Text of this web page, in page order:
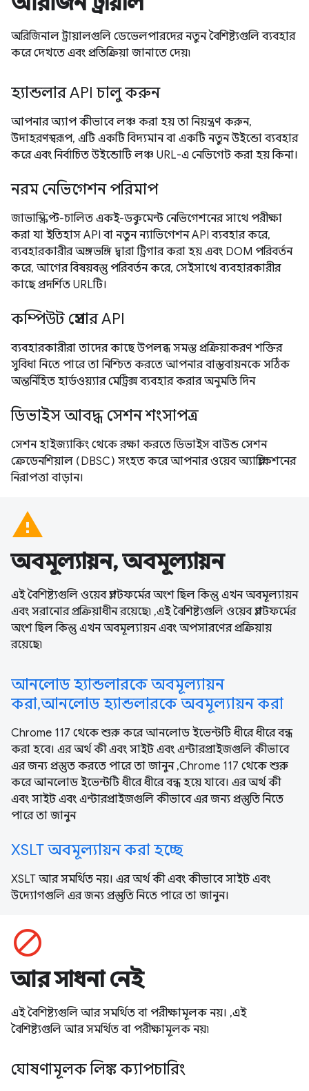
অরিজিনাল ট্রায়ালগুলি ডেভেলপারদের নতুন বৈশিষ্ট্যগুলি ব্যবহার
করে দেখতে এবং প্রতিক্রিয়া জানাতে দেয়৷
হ্যান্ডলার API চালু করুন
আপনার অ্যাপ কীভাবে লঞ্চ করা হয় তা নিয়ন্ত্রণ করুন,
উদাহরণস্বরূপ, এটি একটি বিদ্যমান বা একটি নতুন উইন্ডো ব্যবহার
করে এবং নির্বাচিত উইন্ডোটি লঞ্চ URL-এ নেভিগেট করা হয় কিনা।
নরম নেভিগেশন পরিমাপ
জাভাস্ক্রিপ্ট-চালিত একই-ডকুমেন্ট নেভিগেশনের সাথে পরীক্ষা
করা যা ইতিহাস API বা নতুন ন্যাভিগেশন API ব্যবহার করে,
ব্যবহারকারীর অঙ্গভঙ্গি দ্বারা ট্রিগার করা হয় এবং DOM পরিবর্তন
করে, আগের বিষয়বস্তু পরিবর্তন করে, সেইসাথে ব্যবহারকারীর
কাছে প্রদর্শিত URLটি।
কম্পিউট প্রেসার API
ব্যবহারকারীরা তাদের কাছে উপলব্ধ সমস্ত প্রক্রিয়াকরণ শক্তির
সুবিধা নিতে পারে তা নিশ্চিত করতে আপনার বাস্তবায়নকে সঠিক
অন্তর্নিহিত হার্ডওয়্যার মেট্রিক্স ব্যবহার করার অনুমতি দিন
ডিভাইস আবদ্ধ সেশন শংসাপত্র
সেশন হাইজ্যাকিং থেকে রক্ষা করতে ডিভাইস বাউন্ড সেশন
ক্রেডেনশিয়াল (DBSC) সংহত করে আপনার ওয়েব অ্যাপ্লিকেশনের
নিরাপত্তা বাড়ান।
warning
অবমূল্যায়ন, অবমূল্যায়ন
এই বৈশিষ্ট্যগুলি ওয়েব প্ল্যাটফর্মের অংশ ছিল কিন্তু এখন অবমূল্যায়ন
এবং সরানোর প্রক্রিয়াধীন রয়েছে৷ ,এই বৈশিষ্ট্যগুলি ওয়েব প্ল্যাটফর্মের
অংশ ছিল কিন্তু এখন অবমূল্যায়ন এবং অপসারণের প্রক্রিয়ায়
রয়েছে৷
আনলোড হ্যান্ডলারকে অবমূল্যায়ন
করা,আনলোড হ্যান্ডলারকে অবমূল্যায়ন করা
Chrome 117 থেকে শুরু করে আনলোড ইভেন্টটি ধীরে ধীরে বন্ধ
করা হবে। এর অর্থ কী এবং সাইট এবং এন্টারপ্রাইজগুলি কীভাবে
এর জন্য প্রস্তুত করতে পারে তা জানুন ,Chrome 117 থেকে শুরু
করে আনলোড ইভেন্টটি ধীরে ধীরে বন্ধ হয়ে যাবে। এর অর্থ কী
এবং সাইট এবং এন্টারপ্রাইজগুলি কীভাবে এর জন্য প্রস্তুতি নিতে
পারে তা জানুন
XSLT অবমূল্যায়ন করা হচ্ছে
XSLT আর সমর্থিত নয়। এর অর্থ কী এবং কীভাবে সাইট এবং
উদ্যোগগুলি এর জন্য প্রস্তুতি নিতে পারে তা জানুন।
block
আর সাধনা নেই
এই বৈশিষ্ট্যগুলি আর সমর্থিত বা পরীক্ষামূলক নয়। ,এই
বৈশিষ্ট্যগুলি আর সমর্থিত বা পরীক্ষামূলক নয়৷
ঘোষণামূলক লিঙ্ক ক্যাপচারিং